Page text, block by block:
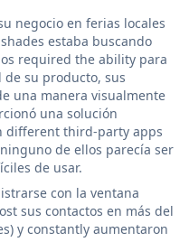
negocio en ferias locales
estaba buscando
required the ability para
su producto, sus
una manera visualmente
una solución
different third-party apps
de ellos parecía ser
de usar.
con la ventana
sus contactos en más del
y constantly aumentaron